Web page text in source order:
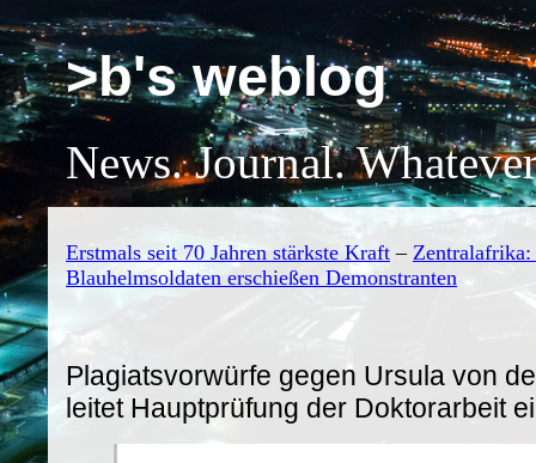
>b's weblog
News. Journal.
Erstmals seit 70 Jahren stärkste Kraft –
Blauhelmsoldaten erschießen Demonstranten
Plagiatsvorwürfe gegen Ursula von
leitet Hauptprüfung der Doktorarbeit